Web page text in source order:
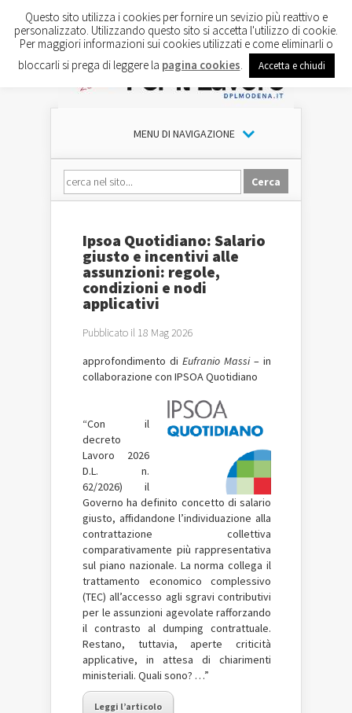
MENU DI NAVIGAZIONE
Ipsoa Quotidiano: Salario
giusto e incentivi alle
assunzioni: regole,
condizioni e nodi
applicativi
Pubblicato il 18 Mag 2026
approfondimento di Eufranio Massi – in
collaborazione con IPSOA Quotidiano
“Con il
decreto
Lavoro 2026
D.L. n.
62/2026) il
Governo ha definito concetto di salario
giusto, affidandone l’individuazione alla
contrattazione collettiva
comparativamente più rappresentativa
sul piano nazionale. La norma collega il
trattamento economico complessivo
(TEC) all’accesso agli sgravi contributivi
per le assunzioni agevolate rafforzando
il contrasto al dumping contrattuale.
Restano, tuttavia, aperte criticità
applicative, in attesa di chiarimenti
ministeriali. Quali sono? …”
Leggi l’articolo
Questo sito utilizza i cookies per fornire un sevizio più reattivo e
personalizzato. Utilizzando questo sito si accetta l'utilizzo di cookie.
Per maggiori informazioni sui cookies utilizzati e come eliminarli o
bloccarli si prega di leggere la pagina cookies Accetta e chiudi